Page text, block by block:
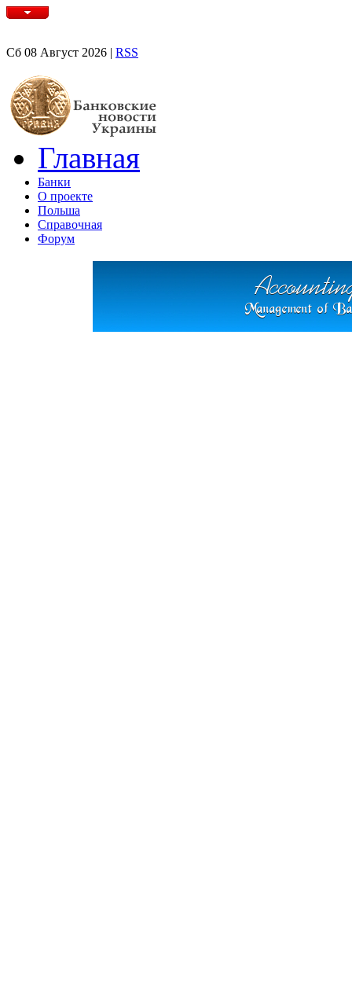
Сб 08 Август 2026 | RSS
Главная
Банки
О проекте
Польша
Справочная
Форум